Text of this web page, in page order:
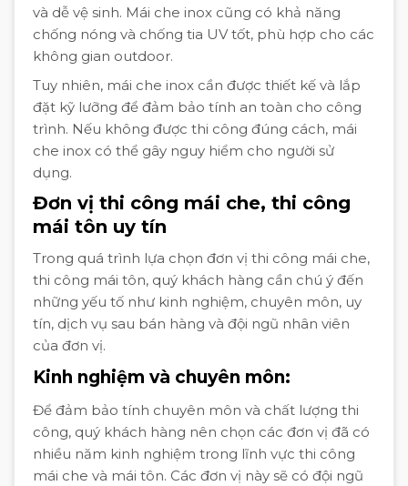
và dễ vệ sinh. Mái che inox cũng có khả năng
chống nóng và chống tia UV tốt, phù hợp cho các
không gian outdoor.
Tuy nhiên, mái che inox cần được thiết kế và lắp
đặt kỹ lưỡng để đảm bảo tính an toàn cho công
trình. Nếu không được thi công đúng cách, mái
che inox có thể gây nguy hiểm cho người sử
dụng.
Đơn vị thi công mái che, thi công
mái tôn uy tín
Trong quá trình lựa chọn đơn vị thi công mái che,
thi công mái tôn, quý khách hàng cần chú ý đến
những yếu tố như kinh nghiệm, chuyên môn, uy
tín, dịch vụ sau bán hàng và đội ngũ nhân viên
của đơn vị.
Kinh nghiệm và chuyên môn:
Để đảm bảo tính chuyên môn và chất lượng thi
công, quý khách hàng nên chọn các đơn vị đã có
nhiều năm kinh nghiệm trong lĩnh vực thi công
mái che và mái tôn. Các đơn vị này sẽ có đội ngũ